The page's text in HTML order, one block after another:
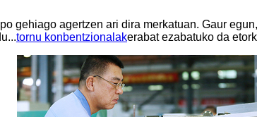
gehiago agertzen ari dira merkatuan. Gaur
tornu konbentzionalakerabat ezabatuko da